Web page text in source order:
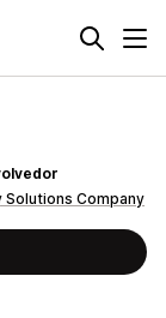
Solutions Company